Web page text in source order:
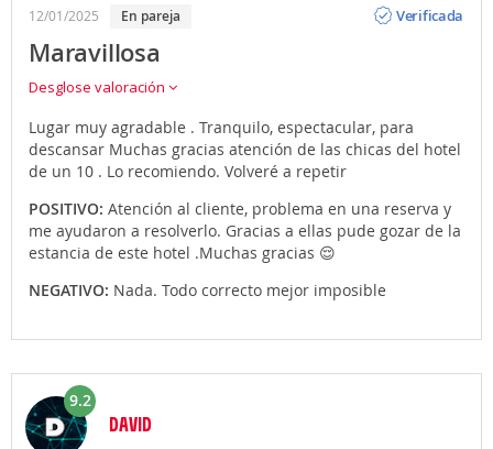
12/01/2025 en pareja
Verificada
Maravillosa
Desglose valoración
Lugar muy agradable . Tranquilo, espectacular, para
descansar Muchas gracias atención de las chicas del hotel
de un 10 . Lo recomiendo. Volveré a repetir
POSITIVO: Atención al cliente, problema en una reserva y
me ayudaron a resolverlo. Gracias a ellas pude gozar de la
estancia de este hotel .Muchas gracias 😌
NEGATIVO: Nada. Todo correcto mejor imposible
9.2
DAVID